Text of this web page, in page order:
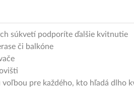
súkvetí podporíte ďalšie kvitnutie
či balkóne
voľbou pre každého, kto hľadá